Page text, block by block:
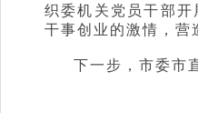
织委机关党员干部
干事创业的激情，营
下一步，市委市